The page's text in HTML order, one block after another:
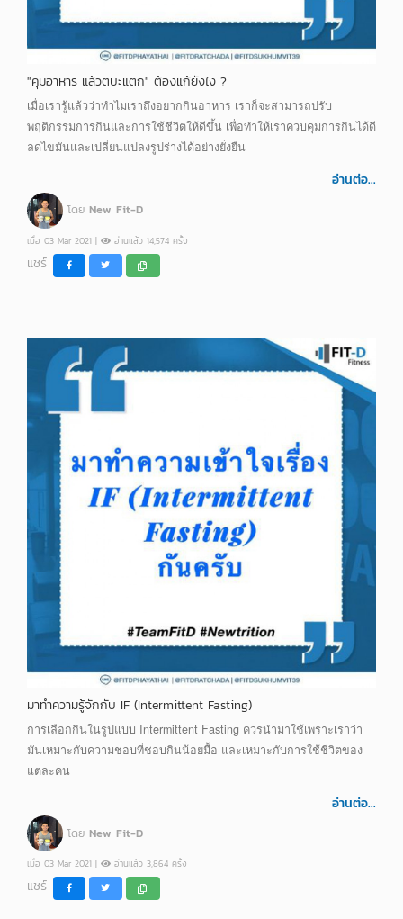
"คุมอาหาร แล้วตบะแตก" ต้องแก้ยังไง ?
เมื่อเรารู้แล้วว่าทำไมเราถึงอยากกินอาหาร เราก็จะสามารถปรับ
พฤติกรรมการกินและการใช้ชีวิตให้ดีขึ้น เพื่อทำให้เราควบคุมการกินได้ดี
ลดไขมันและเปลี่ยนแปลงรูปร่างได้อย่างยั่งยืน
อ่านต่อ...
โดย New Fit-D
เมื่อ 03 Mar 2021 | อ่านแล้ว 14,574 ครั้ง
แชร์
มาทำความรู้จักกับ IF (Intermittent Fasting)
การเลือกกินในรูปแบบ Intermittent Fasting ควรนำมาใช้เพราะเราว่า
มันเหมาะกับความชอบที่ชอบกินน้อยมื้อ และเหมาะกับการใช้ชีวิตของ
แต่ละคน
อ่านต่อ...
โดย New Fit-D
เมื่อ 03 Mar 2021 | อ่านแล้ว 3,864 ครั้ง
แชร์